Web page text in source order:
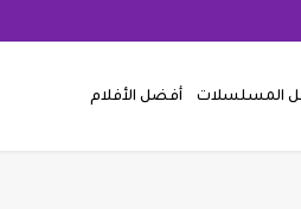
المسلسلات أفضل الأفلام